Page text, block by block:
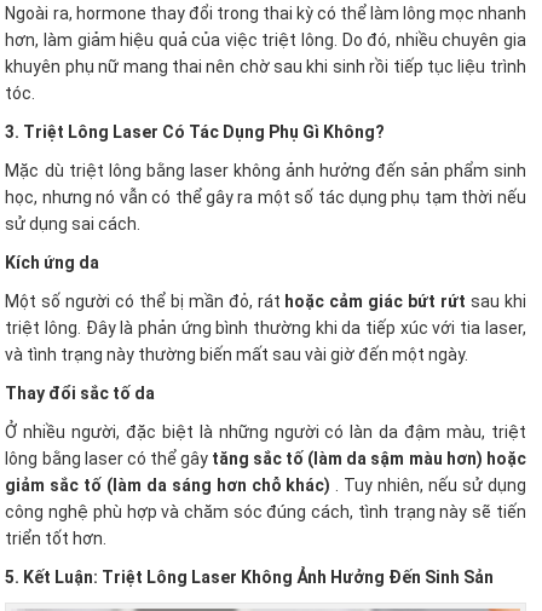
Ngoài ra, hormone thay đổi trong thai kỳ có thể làm lông mọc nhanh
hơn, làm giảm hiệu quả của việc triệt lông. Do đó, nhiều chuyên gia
khuyên phụ nữ mang thai nên chờ sau khi sinh rồi tiếp tục liệu trình
tóc.
3. Triệt Lông Laser Có Tác Dụng Phụ Gì Không?
Mặc dù triệt lông bằng laser không ảnh hưởng đến sản phẩm sinh
học, nhưng nó vẫn có thể gây ra một số tác dụng phụ tạm thời nếu
sử dụng sai cách.
Kích ứng da
Một số người có thể bị mần đỏ, rát hoặc cảm giác bứt rứt sau khi
triệt lông. Đây là phản ứng bình thường khi da tiếp xúc với tia laser,
và tình trạng này thường biến mất sau vài giờ đến một ngày.
Thay đổi sắc tố da
Ở nhiều người, đặc biệt là những người có làn da đậm màu, triệt
lông bằng laser có thể gây tăng sắc tố (làm da sậm màu hơn) hoặc
giảm sắc tố (làm da sáng hơn chỗ khác) . Tuy nhiên, nếu sử dụng
công nghệ phù hợp và chăm sóc đúng cách, tình trạng này sẽ tiến
triển tốt hơn.
5. Kết Luận: Triệt Lông Laser Không Ảnh Hưởng Đến Sinh Sản